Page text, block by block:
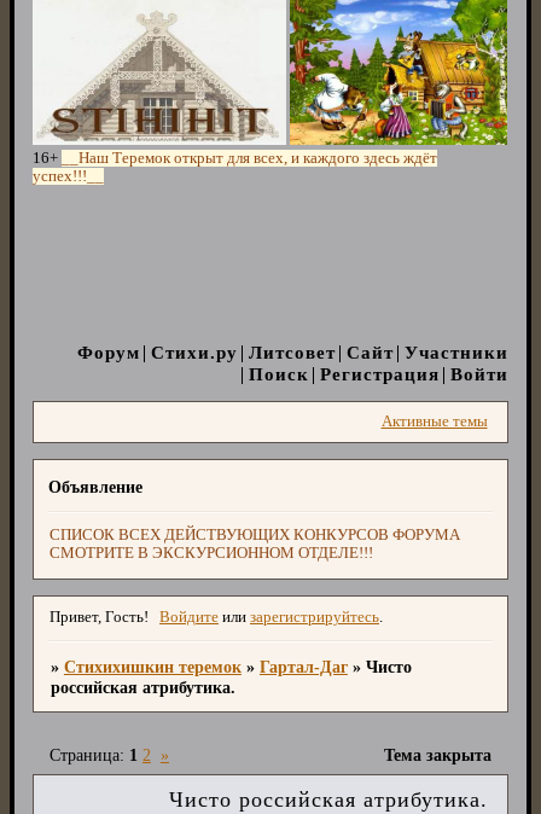
16+
__Наш Теремок открыт для всех, и каждого здесь ждёт
успех!!!__
Форум Стихи.ру Литсовет Сайт Участники
Поиск
Регистрация Войти
Активные темы
Объявление
СПИСОК ВСЕХ ДЕЙСТВУЮЩИХ КОНКУРСОВ ФОРУМА
СМОТРИТЕ В ЭКСКУРСИОННОМ ОТДЕЛЕ!!!
Привет, Гость! Войдите или зарегистрируйтесь.
» Стихихишкин теремок » Гартал-Даг » Чисто
российская атрибутика.
Чисто российская атрибутика.
Страница: 1 2 » Тема закрыта